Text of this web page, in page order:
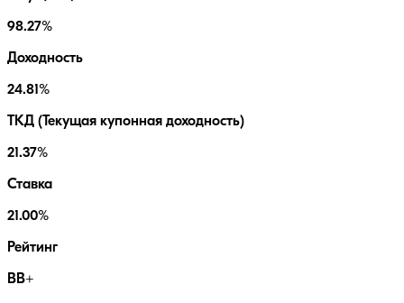
98.27%
Доходность
24.81%
ТКД (Текущая купонная доходность)
21.37%
Ставка
21.00%
Рейтинг
BB+